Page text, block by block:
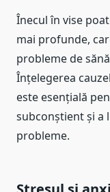
Înecul în vise
mai profunde,
probleme de
Înțelegerea
este esențială
subconștient și a
probleme.